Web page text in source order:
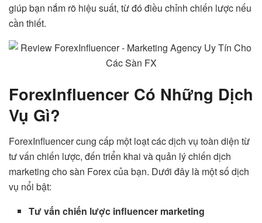
giúp bạn nắm rõ hiệu suất, từ đó điều chỉnh chiến lược nếu
cần thiết.
ForexInfluencer Có Những Dịch
Vụ Gì?
ForexInfluencer cung cấp một loạt các dịch vụ toàn diện từ
tư vấn chiến lược, đến triển khai và quản lý chiến dịch
marketing cho sàn Forex của bạn. Dưới đây là một số dịch
vụ nổi bật:
Tư vấn chiến lược influencer marketing